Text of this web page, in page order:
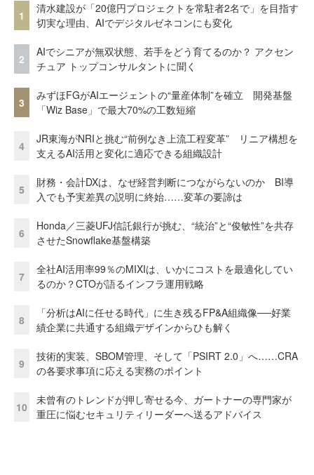
1
清水建設が「20億円プロジェクトを常駐者2名で」を目指す
切実な理由、AIでデジタルゼネコンにも変化
2
AIでシニアが無双状態、若手をどう育てるのか？ アクセン
チュア トップコンサルタントに聞く
3
みずほFGがAIエージェントの“量産体制”を確立 開発基盤
「Wiz Base」で最大70%の工数短縮
4
JR東海がNRIと挑む“前例なき上流工程変革” リニア構想を
支えるAI活用と変化に適応できる組織設計
5
財務・会計DXは、なぜ経営判断につながらないのか BI導
入でも予実差異の説明に終始……変革の要諦は
6
Honda／三菱UFJ信託銀行が挑む、“統治”と“俊敏性”を共存
させたSnowflake基盤構築
7
全社AI活用率99％のMIXIは、いかにコストを最適化してい
るのか？CTOが語るインフラ運用戦略
8
「分析はAIに任せる時代」に生き残るFP&A組織像──好業
績企業に共通する組織デザインからひも解く
9
技術的実装、SBOM管理、そして「PSIRT 2.0」へ……CRA
の各要求事項に応える実務のポイント
10
未曾有のトレンドが押し寄せる今、ガートナーの専門家が
重圧に悩むセキュリティリーダーへ送るアドバイス